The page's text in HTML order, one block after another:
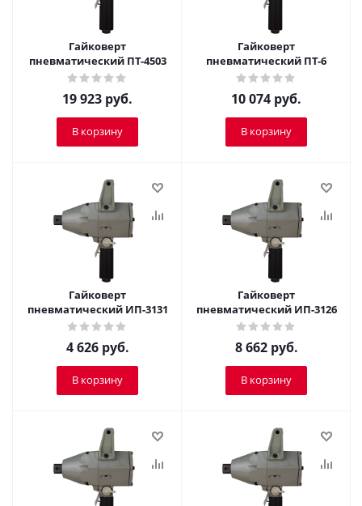
Гайковерт
пневматический ПТ-4503
19 923 руб.
В корзину
Гайковерт
пневматический ПТ-6
10 074 руб.
В корзину
Гайковерт
пневматический ИП-3131
4 626руб.
В корзину
Гайковерт
пневматический ИП-3126
8 662руб.
В корзину